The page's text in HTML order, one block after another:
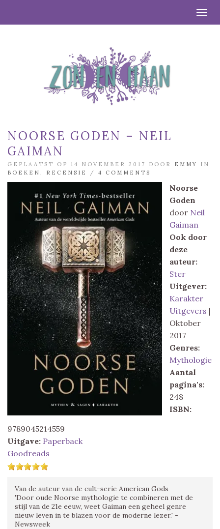
NOORSE GODEN – NEIL
GAIMAN
GEPLAATST OP 14 NOVEMBER 2017 DOOR EMMY
IN
BOEKEN
RECENSIE / 4 COMMENTS
Noorse
Goden
door Neil
Gaiman
Ook door
deze
auteur:
Ster
Uitgever:
Karakter
Uitgevers |
Oktober
2017
Genres:
Mythologie
Aantal
pagina's:
248
ISBN:
9789045214559
Uitgave: Paperback
Goodreads
Van de auteur van de cult-serie American Gods
'Door oude Noorse mythologie te combineren met de
stijl van de 21e eeuw, weet Gaiman een geheel genre
nieuw leven in te blazen voor de moderne lezer.' -
Newsweek